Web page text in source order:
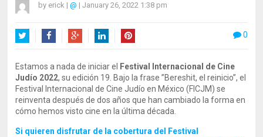
by erick | @ | January 26, 2022 1:38 pm
0
Estamos a nada de iniciar el
Festival Internacional de Cine
Judío 2022, su edición 19. Bajo la frase ”Bereshit, el reinicio”, el
Festival Internacional de Cine Judío en México (FICJM) se
reinventa después de dos años que han cambiado la forma en
cómo hemos visto cine en la última década.
Si quieren disfrutar de la cobertura del Festival